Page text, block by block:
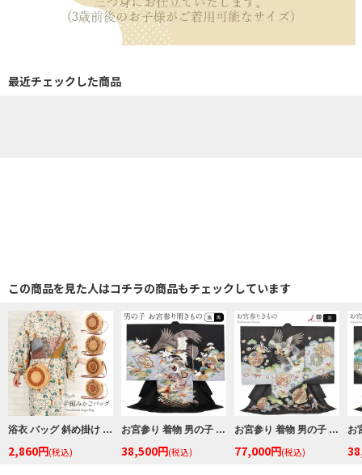
最近チェックした商品
この商品を見た人はコチラの商品もチェックしています
浴衣 バッグ 斜め掛け かご巾着 浴衣 バッグ レディース 和柄 黒かご 茶かご 浴衣バッグ 浴衣バック かごバック カゴ 籠 巾着 ベトナムバッグ
2,860円(税込)
お宮参り 着物 男の子 産着 祝い着 黒 鷹 荒波 松葉 小槌 正絹 のしめ 掛け着 初着 服装 赤ちゃん 販売
38,500円(税込)
お宮参り 着物 男の子 絹 正絹 掛け着 産着 黒 青灰 鷹 兜 桐 松 竹 宝尽くし 亀甲 吉祥紋 友禅 刺繍 金彩 ぼかし 新品 日本製
77,000円(税込)